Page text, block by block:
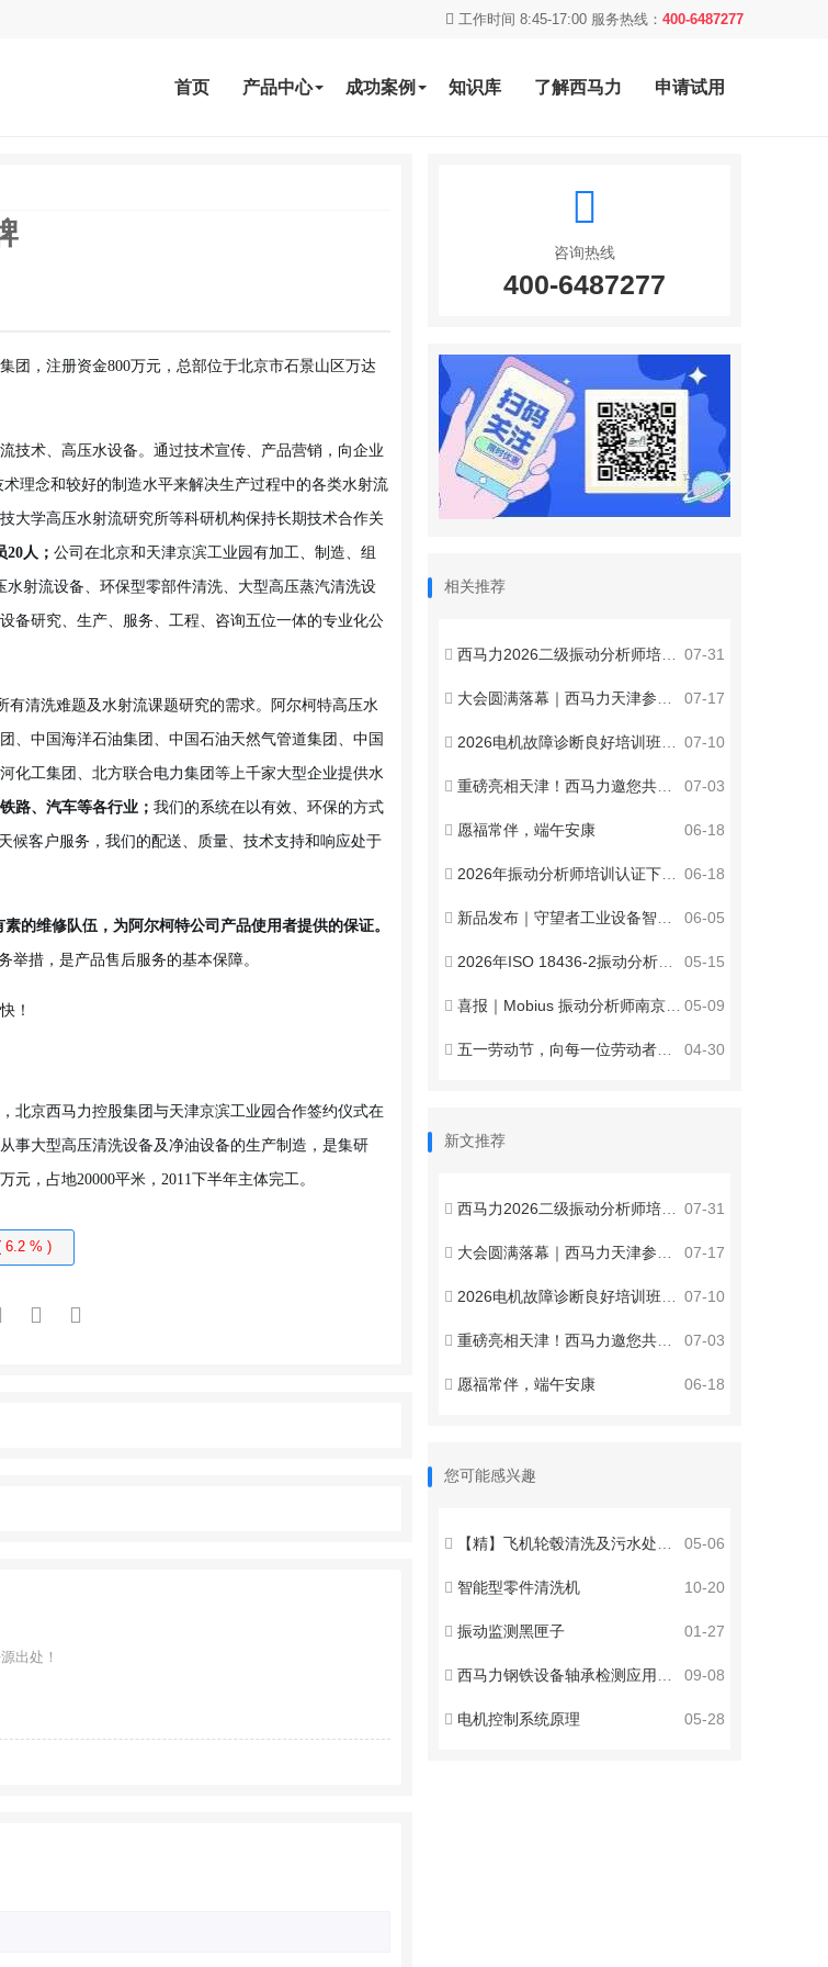
工作时间 8:45-17:00 服务热线： 400-6487277
首页 产品中心 成功案例 知识库 了解西马力 申请试用
团，注册资金800万元，总部位于北京市石景山区万达
技术、高压水设备。通过技术宣传、产品营销，向企业
理念和较好的制造水平来解决生产过程中的各类水射流
大学高压水射流研究所等科研机构保持长期技术合作关
人； 公司在北京和天津京滨工业园有加工、制造、组
射流设备、环保型零部件清洗、大型高压蒸汽清洗设
备研究、生产、服务、工程、咨询五位一体的专业化公
清洗难题及水射流课题研究的需求。阿尔柯特高压水
、中国海洋石油集团、中国石油天然气管道集团、中国
化工集团、北方联合电力集团等上千家大型企业提供水
路、汽车等各行业； 我们的系统在以有效、环保的方式
候客户服务，我们的配送、质量、技术支持和响应处于
的维修队伍，为阿尔柯特公司产品使用者提供的保证。
举措，是产品售后服务的基本保障。
！
北京西马力控股集团与天津京滨工业园合作签约仪式在
事大型高压清洗设备及净油设备的生产制造，是集研
，占地20000平米，2011下半年主体完工。
6.2 % )
出处！
咨询热线
400-6487277
相关推荐
07-31
西马力2026二级振动分析师培训认证西安站圆满收官
07-17
大会圆满落幕｜西马力天津参展收官，赋能智能运维新发展
07-10
2026电机故障诊断良好培训班邀请函
07-03
重磅亮相天津！西马力邀您共聚2026第八届全国设备管理与技术创新成果交流大会 ！
06-18
愿福常伴，端午安康
06-18
2026年振动分析师培训认证下半年培训计划！
06-05
新品发布｜守望者工业设备智能诊断监测系统
05-15
2026年ISO 18436-2振动分析师三级培训与认证（天津）火热报名中！
05-09
喜报｜Mobius 振动分析师南京班全员顺利通关！
04-30
五一劳动节，向每一位劳动者致敬！
新文推荐
07-31
西马力2026二级振动分析师培训认证西安站圆满收官
07-17
大会圆满落幕｜西马力天津参展收官，赋能智能运维新发展
07-10
2026电机故障诊断良好培训班邀请函
07-03
重磅亮相天津！西马力邀您共聚2026第八届全国设备管理与技术创新成果交流大会 ！
06-18
愿福常伴，端午安康
您可能感兴趣
05-06
【精】飞机轮毂清洗及污水处理应用案例
10-20
智能型零件清洗机
01-27
振动监测黑匣子
09-08
西马力钢铁设备轴承检测应用案例
05-28
电机控制系统原理